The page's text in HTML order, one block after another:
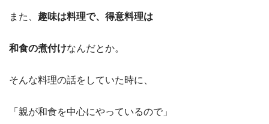
また、 趣味は料理で、得意料理は
和食の煮付けなんだとか。
そんな料理の話をしていた時に、
「親が和食を中心にやっているので」